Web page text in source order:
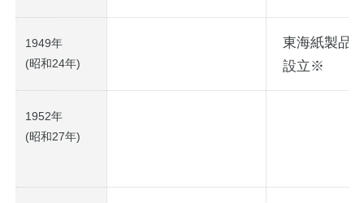
1949年
(昭和24年)
東海紙製品
設立※
1952年
(昭和27年)